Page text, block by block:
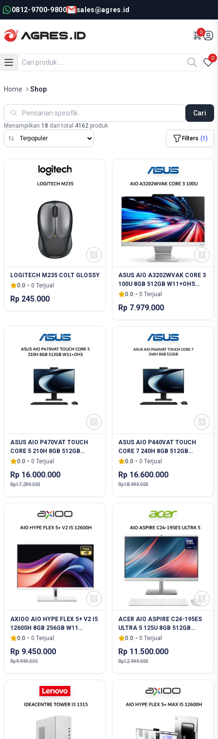
0812-9700-9800 sales@agres.id
0
0
Home Shop
Cari
Menampilkan 18 dari total 4162 produk
Filters (1 )
LOGITECH M235 COLT GLOSSY
0.0 • 0 Terjual
Rp 245.000
ASUS AIO A3202WVAK CORE 3
100U 8GB 512GB W11+OHS
21.5FHD 2Y WHT -WPB385WS
0.0 • 0 Terjual
Rp 7.979.000
ASUS AIO P470VAT TOUCH
CORE 5 210H 8GB 512GB
W11+OHS 27.0FHD 2Y BLK -
0.0 • 0 Terjual
Rp 16.000.000
Rp 17.299.000
ASUS AIO P440VAT TOUCH
CORE 7 240H 8GB 512GB
W11+OHS+M365 23.8FHD 2Y
0.0 • 0 Terjual
Rp 16.600.000
Rp 18.999.000
AXIOO AIO HYPE FLEX 5+ V2 I5
12600H 8GB 256GB W11
23.8FHD IPS WHT
0.0 • 0 Terjual
Rp 9.450.000
Rp 9.999.000
ACER AIO ASPIRE C24-195ES
ULTRA 5 125U 8GB 512GB
W11+OHS 23.8FHD 3Y
0.0 • 0 Terjual
Rp 11.500.000
Rp 12.999.000